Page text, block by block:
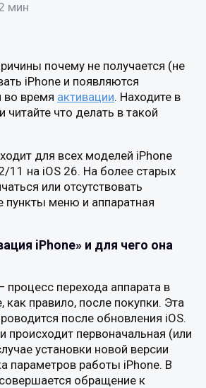
мин
почему не получается (не
iPhone и появляются
во время активации. Находите в
читайте что делать в такой
для всех моделей iPhone
на iOS 26. На более старых
или отсутствовать
пункты меню и аппаратная
iPhone» и для чего она
процесс перехода аппарата в
как правило, после покупки. Эта
после обновления iOS.
происходит первоначальная (или
установки новой версии
параметров работы iPhone. В
обращение к